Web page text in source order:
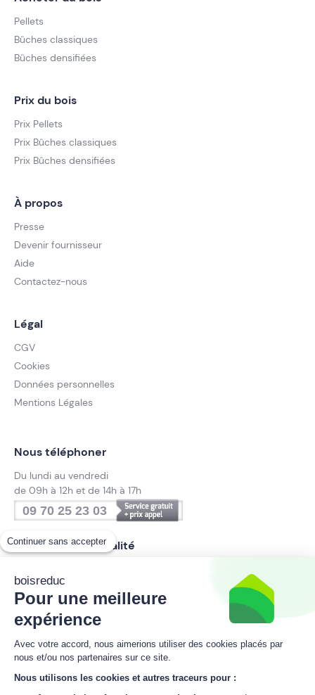
Continuer sans accepter
boisreduc
Pour une meilleure
expérience
Avec votre accord, nous aimerions utiliser des cookies placés par
nous et/ou nos partenaires sur ce site.
Nous utilisons les cookies et autres traceurs pour :
Pellets
Bûches classiques
Bûches densifiées
Prix du bois
Prix Pellets
Prix Bûches classiques
Prix Bûches densifiées
À propos
Presse
Devenir fournisseur
Aide
Contactez-nous
Légal
CGV
Cookies
Données personnelles
Mentions Légales
Nous téléphoner
Du lundi au vendredi
de 09h à 12h et de 14h à 17h
09 70 25 23 03
Suivez notre actualité
Inscrivez-vous à la newsletter
boisreduc